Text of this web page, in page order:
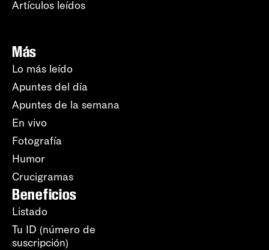
Artículos leídos
Más
Lo más leído
Apuntes del día
Apuntes de la semana
En vivo
Fotografía
Humor
Crucigramas
Beneficios
Listado
Tu ID (número de
suscripción)